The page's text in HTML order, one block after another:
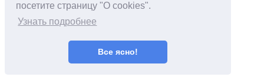
посетите страницу "О cookies".
Узнать подробнее
Все ясно!